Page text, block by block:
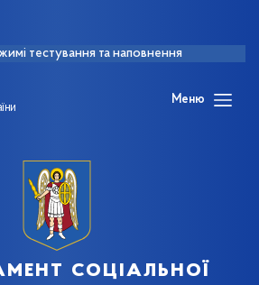
тестування та наповнення
Меню
соціальної